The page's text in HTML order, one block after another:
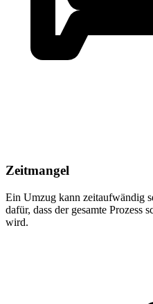
Zeitmangel
Ein Umzug kann zeitaufwändig
dafür, dass der gesamte Prozess
wird.